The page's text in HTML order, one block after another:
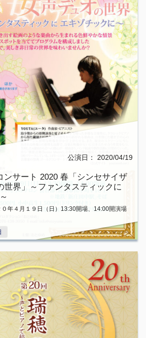
公演日： 2020/04/19
ンサート 2020 春「シンセサイザ
世界」～ファンタスティックに
年４月１９日（日）13:30開場、14:00開演場